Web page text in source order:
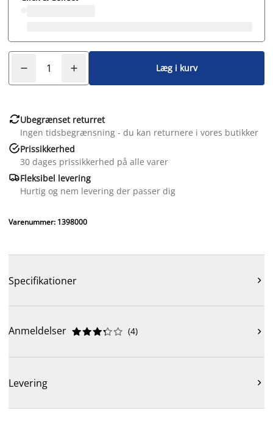
Læg i kurv
Ubegrænset returret
Ingen tidsbegrænsning - du kan returnere i vores butikker
Prissikkerhed
30 dages prissikkerhed på alle varer
Fleksibel levering
Hurtig og nem levering der passer dig
Varenummer: 1398000
Specifikationer 
Anmeldelser 




 (4) 
Levering 